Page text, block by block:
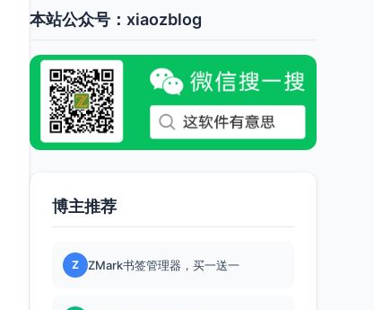
本站公众号：xiaozblog
博主推荐
Z ZMark书签管理器，买一送一